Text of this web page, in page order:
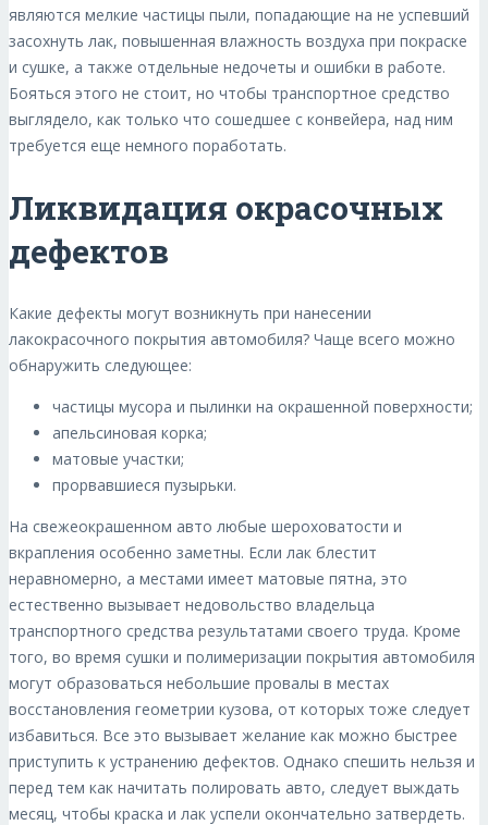
являются мелкие частицы пыли, попадающие на не успевший
засохнуть лак, повышенная влажность воздуха при покраске
и сушке, а также отдельные недочеты и ошибки в работе.
Бояться этого не стоит, но чтобы транспортное средство
выглядело, как только что сошедшее с конвейера, над ним
требуется еще немного поработать.
Ликвидация окрасочных
дефектов
Какие дефекты могут возникнуть при нанесении
лакокрасочного покрытия автомобиля? Чаще всего можно
обнаружить следующее:
частицы мусора и пылинки на окрашенной поверхности;
апельсиновая корка;
матовые участки;
прорвавшиеся пузырьки.
На свежеокрашенном авто любые шероховатости и
вкрапления особенно заметны. Если лак блестит
неравномерно, а местами имеет матовые пятна, это
естественно вызывает недовольство владельца
транспортного средства результатами своего труда. Кроме
того, во время сушки и полимеризации покрытия автомобиля
могут образоваться небольшие провалы в местах
восстановления геометрии кузова, от которых тоже следует
избавиться. Все это вызывает желание как можно быстрее
приступить к устранению дефектов. Однако спешить нельзя и
перед тем как начитать полировать авто, следует выждать
месяц, чтобы краска и лак успели окончательно затвердеть.